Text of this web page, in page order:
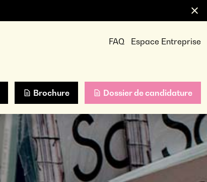
FAQ Espace Entreprise
Brochure Dossier de candidature